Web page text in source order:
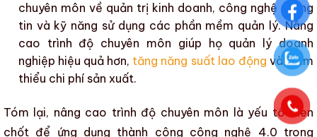
chuyên môn về quản trị kinh doanh, công nghệ thông
tin và kỹ năng sử dụng các phần mềm quản lý.Nâng
cao trình độ chuyên môn giúp họ quản lý doanh
nghiệp hiệu quả hơn, tăng năng suất lao động vàgiảm
thiểu chi phí sản xuất.
Tóm lại, nâng cao trình độ chuyên môn là yếu tố then
chốt để ứng dụng thành công công nghệ 4.0 trong